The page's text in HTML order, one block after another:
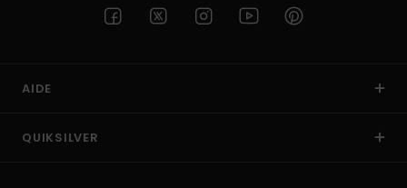
AIDE
QUIKSILVER